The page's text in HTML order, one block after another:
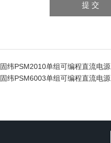
固纬PSM2010单组可编程直流电源
固纬PSM6003单组可编程直流电源